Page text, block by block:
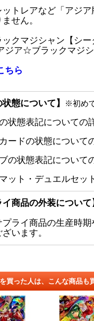
ットレアなど「アジ
せん。
ックマジシャン【シ
ア☆ブラックマジシ
ちら
状態について】 ※初め
状態表記についての
ードの状態について
の状態表記について
ット・デュエルセッ
イ商品の外装について
プライ商品の生産時
います。
買った人は、こんな商品も